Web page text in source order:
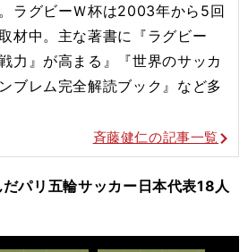
ラグビーＷ杯は2003年から5回
材中。主な著書に『ラグビー
戦力』が高まる』『世界のサッカ
ブレム完全解読ブック』など多
斉藤健仁の記事一覧
だパリ五輪サッカー日本代表18人